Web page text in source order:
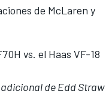
de McLaren y
vs. el Haas VF-18
de Edd Straw